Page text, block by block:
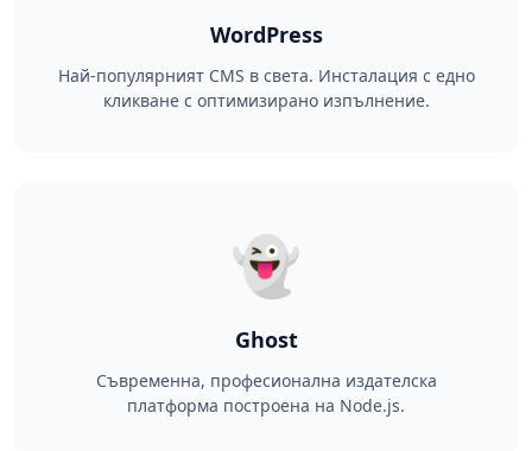
WordPress
Най-популярният CMS в света. Инсталация с едно
кликване с оптимизирано изпълнение.
👻
Ghost
Съвременна, професионална издателска
платформа построена на Node.js.